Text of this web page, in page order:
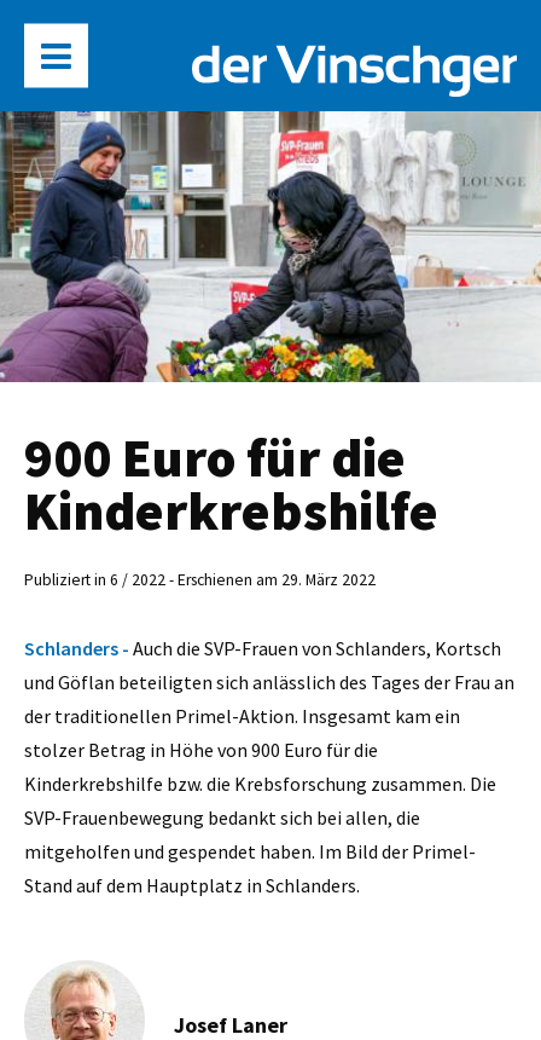
900 Euro für die
Kinderkrebshilfe
Publiziert in 6 / 2022 - Erschienen am 29. März 2022
Schlanders - Auch die SVP-Frauen von Schlanders, Kortsch
und Göflan beteiligten sich anlässlich des Tages der Frau an
der traditionellen Primel-Aktion. Insgesamt kam ein
stolzer Betrag in Höhe von 900 Euro für die
Kinderkrebshilfe bzw. die Krebsforschung zusammen. Die
SVP-Frauenbewegung bedankt sich bei allen, die
mitgeholfen und gespendet haben. Im Bild der Primel-
Stand auf dem Hauptplatz in Schlanders.
Josef Laner